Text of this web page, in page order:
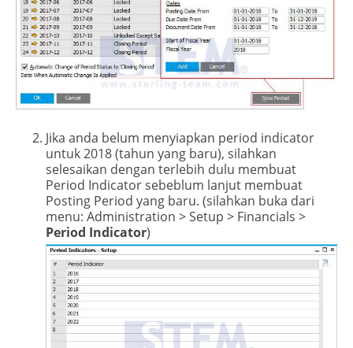
Jika anda belum menyiapkan period indicator
untuk 2018 (tahun yang baru), silahkan
selesaikan dengan terlebih dulu membuat
Period Indicator sebeblum lanjut membuat
Posting Period yang baru. (silahkan buka dari
menu: Administration > Setup > Financials >
Period Indicator)